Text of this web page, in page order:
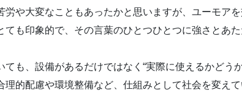
労や大変なこともあったかと思いますが、ユーモア
ても印象的で、その言葉のひとつひとつに強さとあ
ても、設備があるだけではなく“実際に使えるかどう
理的配慮や環境整備など、仕組みとして社会を変え